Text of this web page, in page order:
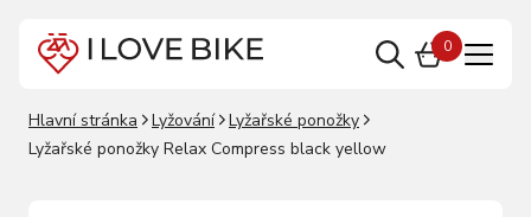
0
Hlavní stránka Lyžování
Lyžařské ponožky
Lyžařské ponožky Relax Compress black yellow